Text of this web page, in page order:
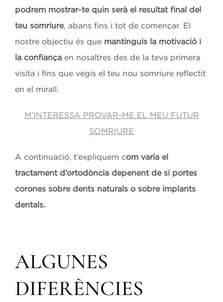
podrem mostrar-te quin serà el resultat final del
teu somriure, abans fins i tot de començar. El
nostre objectiu és que mantinguis la motivació i
la confiançaen nosaltres des de la teva primera
visita i fins que vegis el teu nou somriure reflectit
en el mirall.
M’INTERESSA PROVAR-ME EL MEU FUTUR
SOMRIURE
A continuació, t’expliquem com varia el
tractament d’ortodòncia depenent de si portes
corones sobre dents naturals o sobre implants
dentals.
ALGUNES
DIFERÈNCIES